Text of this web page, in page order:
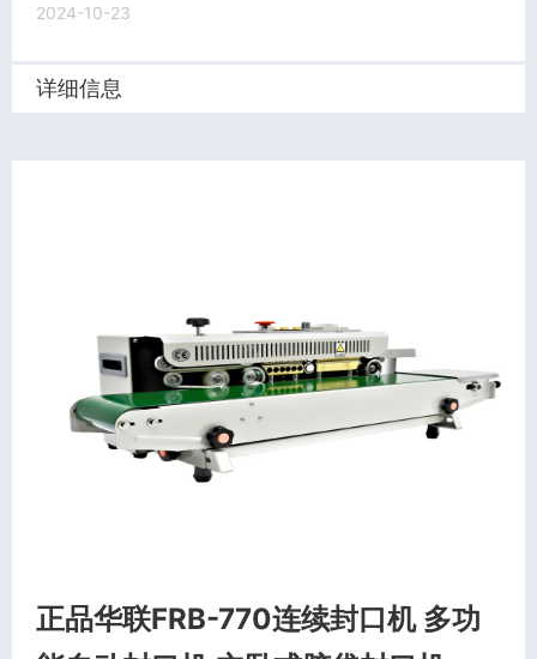
2024-10-23
详细信息
正品华联FRB-770连续封口机 多功